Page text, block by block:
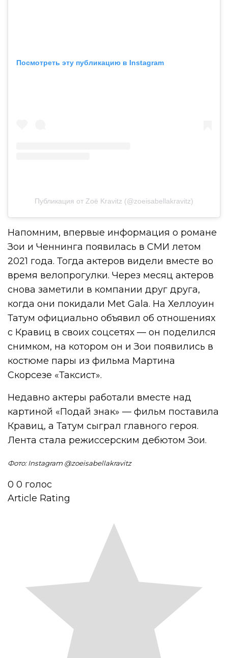
Посмотреть эту публикацию в Instagram
Публикация от Zoë Kravitz (@zoeisabellakravitz)
Напомним, впервые информация о романе
Зои и Ченнинга появилась в СМИ летом
2021 года. Тогда актеров видели вместе во
время велопрогулки. Через месяц актеров
снова заметили в компании друг друга,
когда они покидали Met Gala. На Хеллоуин
Татум официально объявил об отношениях
с Кравиц в своих соцсетях — он поделился
снимком, на котором он и Зои появились в
костюме пары из фильма Мартина
Скорсезе «Таксист».
Недавно актеры работали вместе над
картиной «Подай знак» — фильм поставила
Кравиц, а Татум сыграл главного героя.
Лента стала режиссерским дебютом Зои.
Фото: Instagram @zoeisabellakravitz
0 0 голос
Article Rating